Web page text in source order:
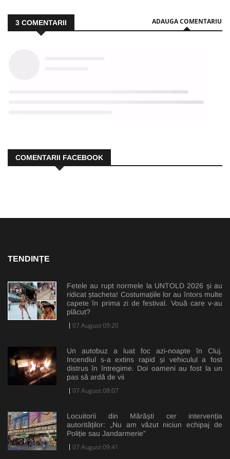
3 COMENTARII ADAUGA COMENTARIU
COMENTARII FACEBOOK
TENDINȚE
Fetele au rupt normele la UNTOLD 2026 și au
ridicat ștacheta! Costumațiile lor au întors multe
capete în prima zi de festival. Vouă care v-au
plăcut?
07 August 09:20
Un autobuz a luat foc azi-noapte în Cluj.
Incendiul s-a extins rapid și vehiculul a fost
distrus în întregime. Doi oameni au fost la un
pas să ardă de vii
07 August 08:07
Locuitorii din Mărăști cer intervenția
autorităților: „Nu am văzut niciun echipaj de
Poliție sau Jandarmerie”
07 August 09:41